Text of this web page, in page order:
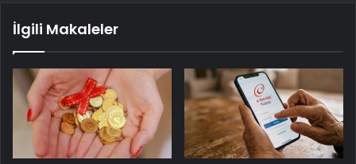
İlgili Makaleler